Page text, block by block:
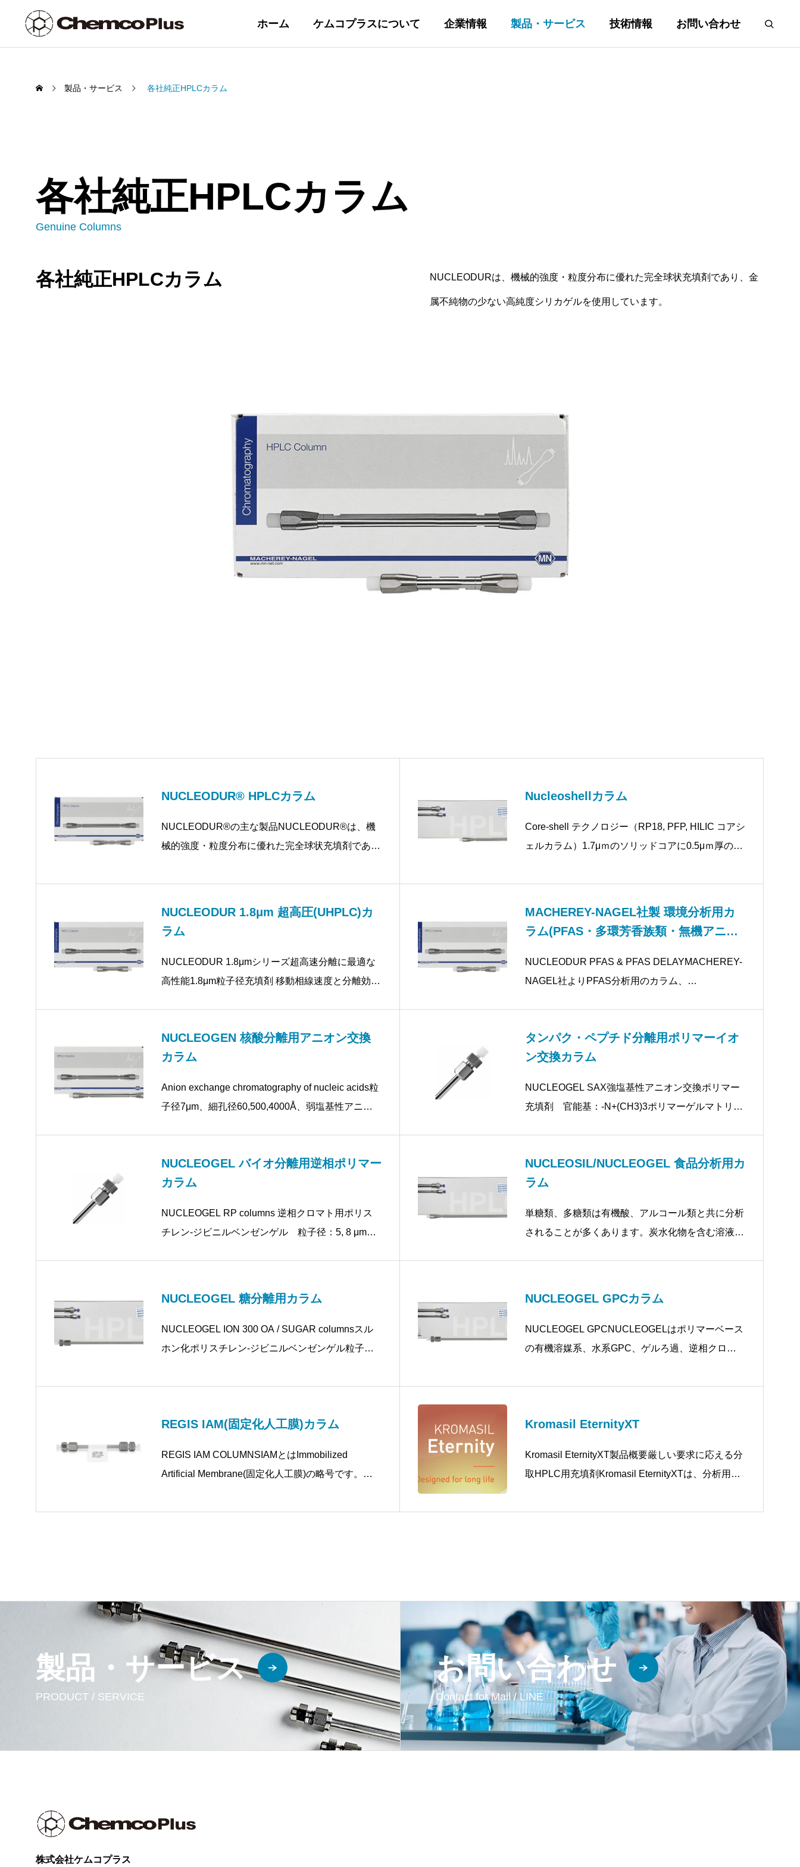
ホーム ケムコプラスについて 企業情報 製品・サービス 技術情報 お問い合わせ
製品・サービス一覧
ケムコパックカラ
ム
製品・サービス 各社純正HPLCカラム
各社純正HPLCカラム
Genuine Columns
各社純正HPLCカラム NUCLEODURは、機械的強度・粒度分布に優れた完全球状充填剤であり、金
属不純物の少ない高純度シリカゲルを使用しています。
NUCLEODUR® HPLCカラム
NUCLEODUR®の主な製品NUCLEODUR®は、機
械的強度・粒度分布に優れた完全球状充填剤であ
ています。NUCLEODUR®を基材として数種
Nucleoshellカラム
Core-shell テクノロジー（RP18, PFP, HILIC コアシ
ェルカラム）1.7μｍのソリッドコアに0.5μｍ厚の多
NUCLEODUR 1.8μm 超高圧(UHPLC)カ
ラム
NUCLEODUR 1.8μmシリーズ超高速分離に最適な
高性能1.8μm粒子径充填剤 移動相線速度と分離効率
MACHEREY-NAGEL社製 環境分析用カ
ラム(PFAS・多環芳香族類・無機アニオ
NUCLEODUR PFAS & PFAS DELAYMACHEREY-
NAGEL社よりPFAS分析用のカラム、
NUCLEOGEN 核酸分離用アニオン交換
カラム
Anion exchange chromatography of nucleic acids粒
子径7μm、細孔径60,500,4000Å、弱塩基性アニオ
タンパク・ペプチド分離用ポリマーイオ
ン交換カラム
NUCLEOGEL SAX強塩基性アニオン交換ポリマー
充填剤 官能基：-N+(CH3)3ポリマーゲルマトリッ
NUCLEOGEL バイオ分離用逆相ポリマー
カラム
NUCLEOGEL RP columns 逆相クロマト用ポリス
チレン-ジビニルベンゼンゲル 粒子径：5, 8 μmポ
NUCLEOSIL/NUCLEOGEL 食品分析用カ
ラム
単糖類、多糖類は有機酸、アルコール類と共に分析
されることが多くあります。炭水化物を含む溶液の
NUCLEOGEL 糖分離用カラム
NUCLEOGEL ION 300 OA / SUGAR columnsスル
ホン化ポリスチレン-ジビニルベンゼンゲル粒子
NUCLEOGEL GPCカラム
NUCLEOGEL GPCNUCLEOGELはポリマーベース
の有機溶媒系、水系GPC、ゲルろ過、逆相クロマ
フィニティクロマトグラフ
REGIS IAM(固定化人工膜)カラム
REGIS IAM COLUMNSIAMとはImmobilized
Artificial Membrane(固定化人工膜)の略号です。生
し
Kromasil EternityXT
Kromasil EternityXT製品概要厳しい要求に応える分
取HPLC用充填剤Kromasil EternityXTは、分析用
製品・サービス
PRODUCT / SERVICE
お問い合わせ
Contact for Mail / LINE
株式会社ケムコプラス